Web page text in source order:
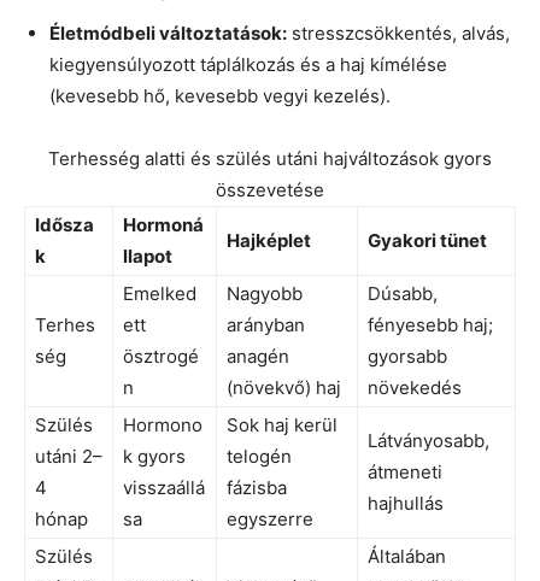
Életmódbeli változtatások: stresszcsökkentés, alvás,
kiegyensúlyozott táplálkozás és a haj kímélése
(kevesebb hő, kevesebb vegyi kezelés).
Terhesség alatti és szülés utáni hajváltozások gyors
összevetése
Idősza
k
Hormoná
llapot
Hajképlet Gyakori tünet
Terhes
ség
Emelked
ett
ösztrogé
n
Nagyobb
arányban
anagén
(növekvő) haj
Dúsabb,
fényesebb haj;
gyorsabb
növekedés
Szülés
utáni 2–
4
hónap
Hormono
k gyors
visszaállá
sa
Sok haj kerül
telogén
fázisba
egyszerre
Látványosabb,
átmeneti
hajhullás
Szülés
Általában